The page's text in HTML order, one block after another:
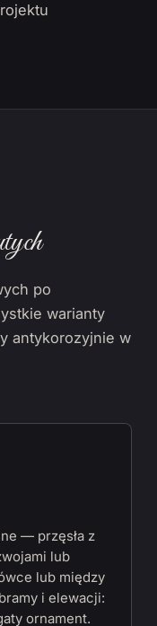
po
warianty
antykorozyjnie w
— przęsła z
lub
lub między
i elewacji:
ornament.